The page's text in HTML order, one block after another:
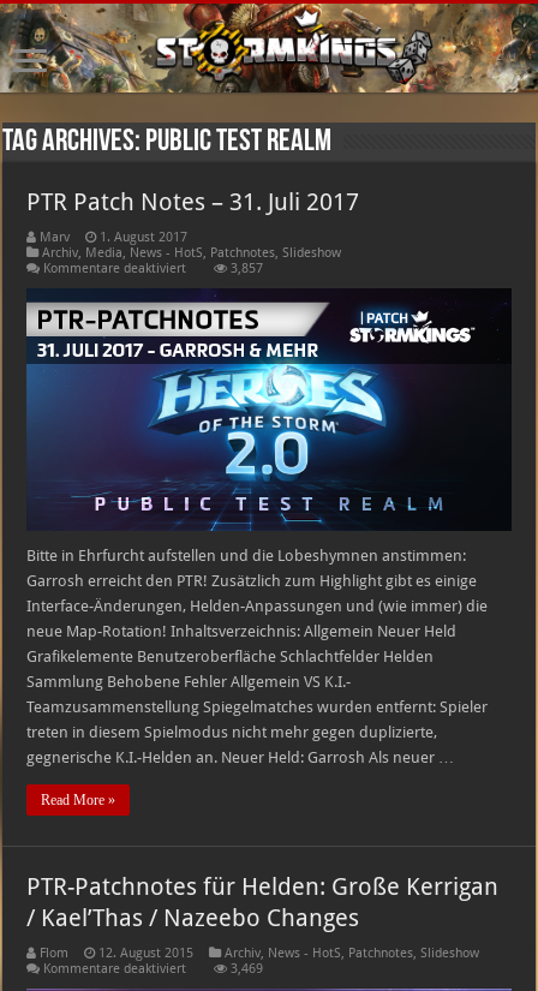
Tag Archives: Public Test Realm
PTR Patch Notes – 31. Juli 2017
Marv
1. August 2017
Archiv, Media, News - HotS, Patchnotes,Slideshow
Kommentare deaktiviertfür
Patch
Notes
–
31.
Juli
2017
3,857
Bitte in Ehrfurcht aufstellen und die Lobeshymnen anstimmen:
Garrosh erreicht den PTR! Zusätzlich zum Highlight gibt es einige
Interface-Änderungen, Helden-Anpassungen und (wie immer) die
neue Map-Rotation! Inhaltsverzeichnis: Allgemein Neuer Held
Grafikelemente Benutzeroberfläche Schlachtfelder Helden
Sammlung Behobene Fehler Allgemein VS K.I.-
Teamzusammenstellung Spiegelmatches wurden entfernt: Spieler
treten in diesem Spielmodus nicht mehr gegen duplizierte,
gegnerische K.I.-Helden an. Neuer Held: Garrosh Als neuer …
Read More »
PTR-Patchnotes für Helden: Große Kerrigan
/ Kael’Thas / Nazeebo Changes
Flom 12. August 2015 Archiv, News - HotS, Patchnotes,Slideshow
Kommentare deaktiviertfür
3,469